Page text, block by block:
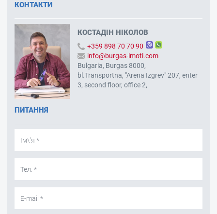
КОНТАКТИ
КОСТАДІН НІКОЛОВ
+359 898 70 70 90
info@burgas-imoti.com
Bulgaria, Burgas 8000,
bl.Transportna, "Arena Izgrev" 207, enter
3, second floor, office 2,
ПИТАННЯ